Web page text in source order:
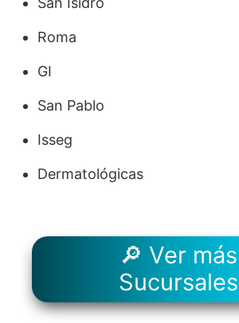
Roma
GI
San Pablo
Isseg
Dermatológicas
🔎 Ver más
Sucursales